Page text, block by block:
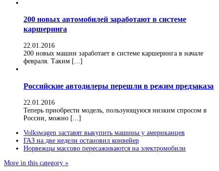
200 новых автомобилей заработают в системе
каршеринга
22.01.2016
200 новых машин заработает в системе каршеринга в начале
февраля. Таким [...]
Российские автодилеры перешли в режим предзаказа
22.01.2016
Теперь приобрести модель, пользующуюся низким спросом в
России, можно [...]
Volkswagen заставят выкупить машины у американцев
ГАЗ на две недели остановил конвейер
Норвежцы массово пересаживаются на электромобили
More in this category »